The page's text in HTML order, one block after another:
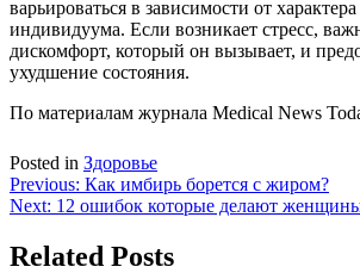
варьироваться в зависимости от характера
индивидуума. Если возникает стресс,
дискомфорт, который он вызывает, и
ухудшение состояния.
По материалам журнала Medical News
Posted in Здоровье
Навигация
по
записям
Previous: Как имбирь борется с жиром?
Next: 12 ошибок которые делают женщины
Related Posts